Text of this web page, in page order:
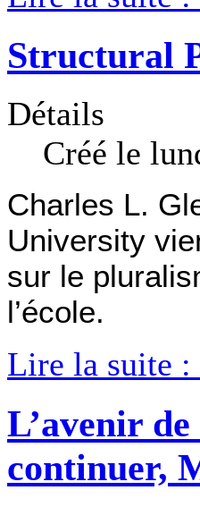
Structural
Détails
Créé le
Charles L.
University
sur le
l’école.
Lire la suite
L’avenir
continuer,